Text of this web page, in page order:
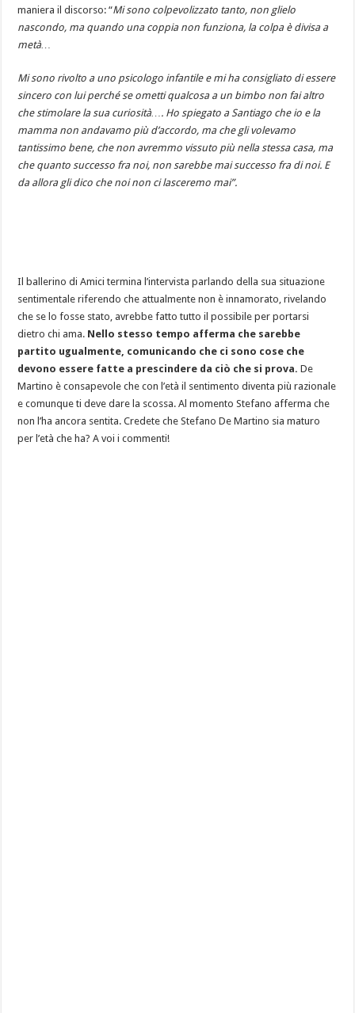
maniera il discorso: “Mi sono colpevolizzato tanto, non glielo
nascondo, ma quando una coppia non funziona, la colpa è divisa a
metà…
Mi sono rivolto a uno psicologo infantile e mi ha consigliato di essere
sincero con lui perché se ometti qualcosa a un bimbo non fai altro
che stimolare la sua curiosità…. Ho spiegato a Santiago che io e la
mamma non andavamo più d’accordo, ma che gli volevamo
tantissimo bene, che non avremmo vissuto più nella stessa casa, ma
che quanto successo fra noi, non sarebbe mai successo fra di noi. E
da allora gli dico che noi non ci lasceremo mai”.
Il ballerino di Amici termina l’intervista parlando della sua situazione
sentimentale riferendo che attualmente non è innamorato, rivelando
che se lo fosse stato, avrebbe fatto tutto il possibile per portarsi
dietro chi ama. Nello stesso tempo afferma che sarebbe
partito ugualmente, comunicando che ci sono cose che
devono essere fatte a prescindere da ciò che si prova. De
Martino è consapevole che con l’età il sentimento diventa più razionale
e comunque ti deve dare la scossa. Al momento Stefano afferma che
non l’ha ancora sentita. Credete che Stefano De Martino sia maturo
per l’età che ha? A voi i commenti!